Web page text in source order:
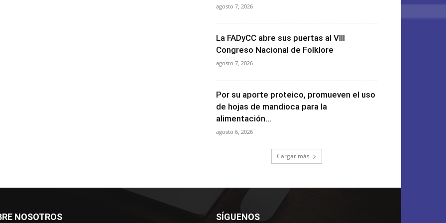
agosto 7, 2026
La FADyCC abre sus puertas al VIII
Congreso Nacional de Folklore
agosto 7, 2026
Por su aporte proteico, promueven el uso
de hojas de mandioca para la
alimentación...
agosto 6, 2026
Cargar más
NOSOTROS SÍGUENOS